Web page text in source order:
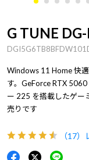
G TUNE
Windows 11 Home 快
す。GeForce RTX
ー 225 を搭載したゲー
売りです
（17）